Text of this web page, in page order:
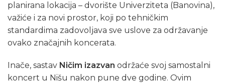
planirana lokacija – dvorište Univerziteta (Banovina),
važiće i za novi prostor, koji po tehničkim
standardima zadovoljava sve uslove za održavanje
ovako značajnih koncerata.
Inače, sastav Ničim izazvan održaće svoj samostalni
koncert u Nišu nakon pune dve godine. Ovim